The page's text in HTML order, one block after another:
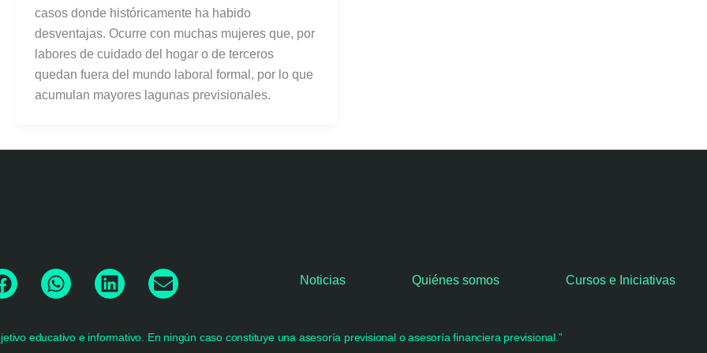
casos donde históricamente ha habido
desventajas. Ocurre con muchas mujeres que, por
labores de cuidado del hogar o de terceros
quedan fuera del mundo laboral formal, por lo que
acumulan mayores lagunas previsionales.
F
a
e
W
h
t
L
i
k
E
n
e
Noticias Quiénes somos Cursos e Iniciativas
educativo e informativo. En ningún caso constituye una asesoría previsional o asesoría financiera previsional.”